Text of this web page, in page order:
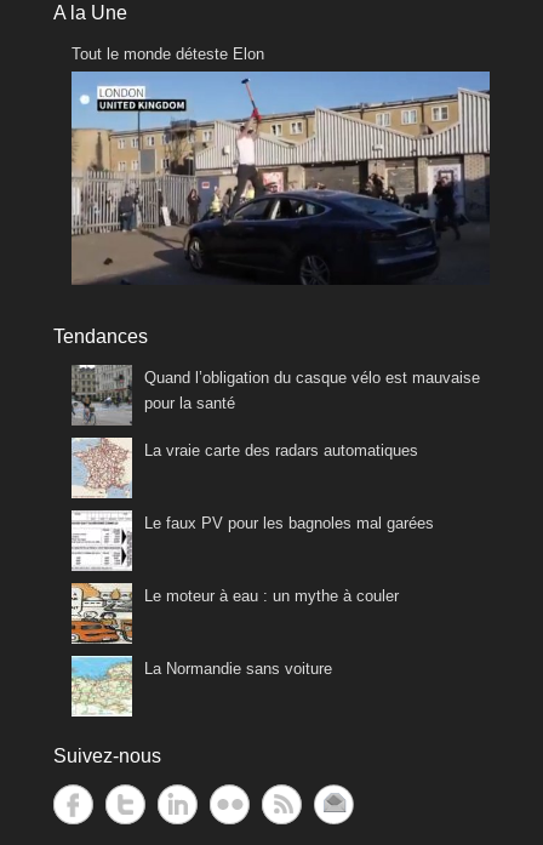
A la Une
Tout le monde déteste Elon
Tendances
Quand l’obligation du casque vélo est mauvaise
pour la santé
La vraie carte des radars automatiques
Le faux PV pour les bagnoles mal garées
Le moteur à eau : un mythe à couler
La Normandie sans voiture
Suivez-nous